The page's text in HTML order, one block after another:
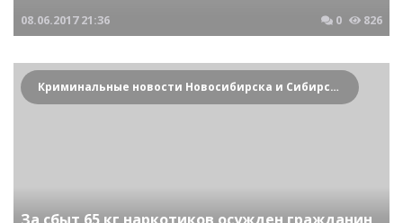
08.06.2017 21:36 0 826
Криминальные новости Новосибирска и Сибирского региона